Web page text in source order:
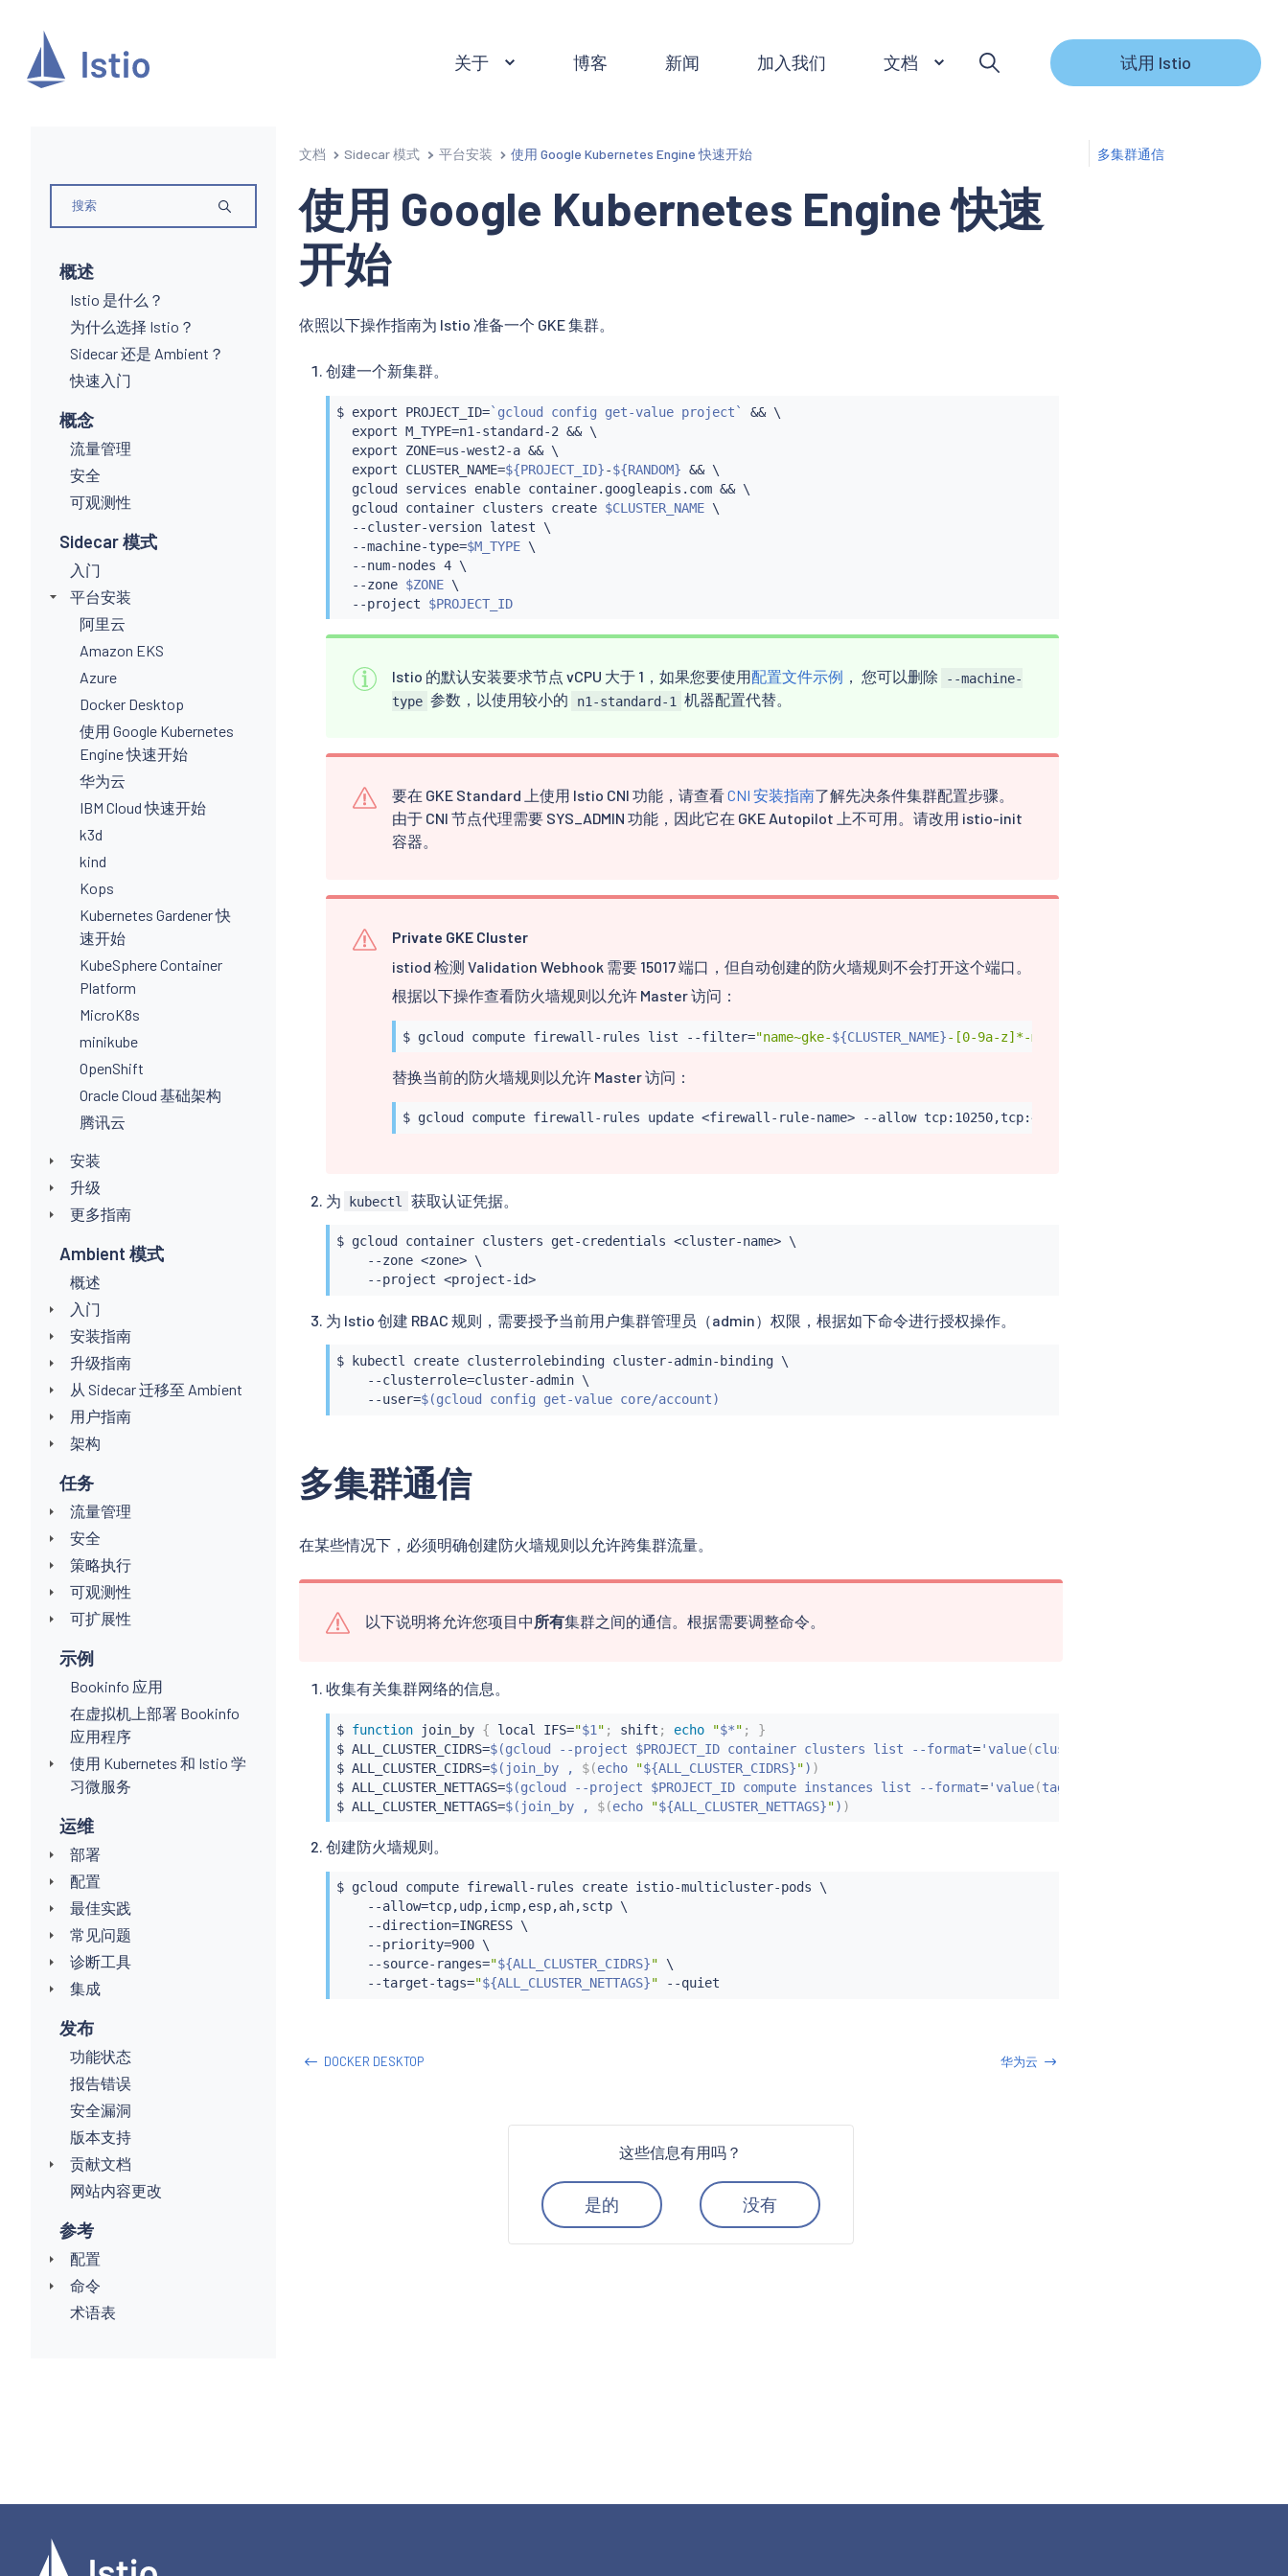
关于 博客 新闻 加入我们 文档 试用 Istio
概述
Istio 是什么？
为什么选择 Istio？
Sidecar 还是 Ambient？
快速入门
概念
流量管理
安全
可观测性
Sidecar 模式
入门
平台安装
阿里云
Amazon EKS
Azure
Docker Desktop
使用 Google Kubernetes
Engine 快速开始
华为云
IBM Cloud 快速开始
k3d
kind
Kops
Kubernetes Gardener 快
速开始
KubeSphere Container
Platform
MicroK8s
minikube
OpenShift
Oracle Cloud 基础架构
腾讯云
安装
升级
更多指南
Ambient 模式
概述
入门
安装指南
升级指南
从 Sidecar 迁移至 Ambient
用户指南
架构
任务
流量管理
安全
策略执行
可观测性
可扩展性
示例
Bookinfo 应用
在虚拟机上部署 Bookinfo
应用程序
使用 Kubernetes 和 Istio 学
习微服务
运维
部署
配置
最佳实践
常见问题
诊断工具
集成
发布
功能状态
报告错误
安全漏洞
版本支持
贡献文档
网站内容更改
参考
配置
命令
术语表
文档 Sidecar 模式 平台安装 使用 Google Kubernetes Engine 快速开始
使用 Google Kubernetes Engine 快速
开始
依照以下操作指南为 Istio 准备一个 GKE 集群。
创建一个新集群。
$ export PROJECT_ID=` gcloud config get-value project` && \
export M_TYPE=n1-standard-2 && \
export ZONE=us-west2-a && \
export CLUSTER_NAME=${PROJECT_ID}-${RANDOM} && \
  gcloud services
enable container.googleapis.com && \
  gcloud container clusters create
$CLUSTER_NAME \
  --cluster-version latest \
  --machine-type
=$M_TYPE \
  --num-nodes 4 \
  --zone
$ZONE \
  --project
$PROJECT_ID
Istio 的默认安装要求节点 vCPU 大于 1，如果您要使用配置文件示例 ， 您可以删除
--machine-
type 参数，以使用较小的 n1-standard-1 机器配置代替。
要在 GKE Standard 上使用 Istio CNI 功能，请查看CNI 安装指南了解先决条件集群配置步骤。
由于 CNI 节点代理需要 SYS_ADMIN 功能，因此它在 GKE Autopilot 上不可用。请改用 istio-init
容器。
Private GKE Cluster
istiod 检测 Validation Webhook 需要 15017 端口，但自动创建的防火墙规则不会打开这个端口。
根据以下操作查看防火墙规则以允许 Master 访问：
$ gcloud compute firewall-rules list --filter="name~gke-${CLUSTER_NAME}-[0-9a-z]*-master"
替换当前的防火墙规则以允许 Master 访问：
$ gcloud compute firewall-rules update <firewall-rule-name>
为 kubectl 获取认证凭据。
$ gcloud container clusters get-credentials <cluster-name> \
    --zone
<zone> \
    --project
<project-id>
为 Istio 创建 RBAC 规则，需要授予当前用户集群管理员（admin）权限，根据如下命令进行授权操作。
$ kubectl
create clusterrolebinding cluster-admin-binding \
    --clusterrole
=cluster-admin \
    --user
=$(gcloud config get-value core/account)
多集群通信
在某些情况下，必须明确创建防火墙规则以允许跨集群流量。
以下说明将允许您项目中 所有集群之间的通信。根据需要调整命令。
收集有关集群网络的信息。
$ function join_by { local IFS="$1 " ; shift ; echo "$*" ;
}
$ ALL_CLUSTER_CIDRS=$(gcloud --project $PROJECT_ID container clusters list --format='value(clusterIpv4Cidr
$ ALL_CLUSTER_CIDRS=$( join_by , $(echo "${ALL_CLUSTER_CIDRS}") )
$ ALL_CLUSTER_NETTAGS=$(gcloud --project $PROJECT_ID compute instances list --format='value(tags.items.
$ ALL_CLUSTER_NETTAGS=$( join_by , $(echo "${ALL_CLUSTER_NETTAGS}") )
创建防火墙规则。
$ gcloud compute firewall-rules create istio-multicluster-pods \
    --allow
=tcp,udp,icmp,esp,ah,sctp \
    --direction
=INGRESS \
    --priority
=900 \
    --source-ranges
="${ALL_CLUSTER_CIDRS}" \
    --target-tags
="${ALL_CLUSTER_NETTAGS}"
DOCKER DESKTOP 华为云
这些信息有用吗？
是的 没有
多集群通信